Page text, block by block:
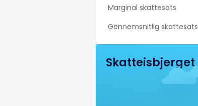
Marginal skattesats
Gennemsnitlig skattesats
Skatteisbjerget